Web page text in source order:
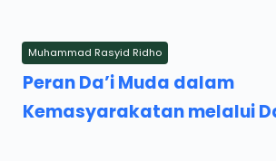
Muhammad Rasyid Ridho
Sunday, 22 February 2026
Peran Da’i Muda dalam
Kemasyarakatan melalui